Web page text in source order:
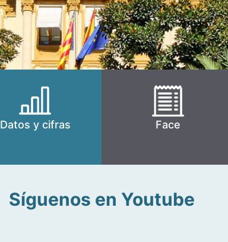
Datos y cifras Face
Síguenos en Youtube